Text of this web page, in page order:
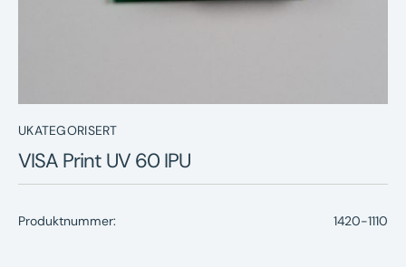
UKATEGORISERT
VISA Print UV 60 IPU
Produktnummer: 1420-1110